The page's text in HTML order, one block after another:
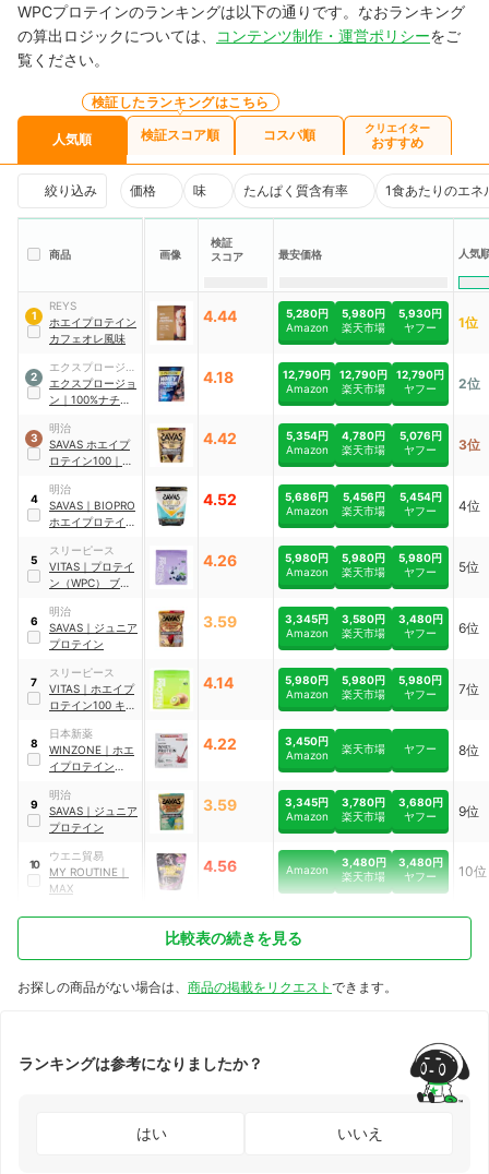
WPCプロテインのランキングは以下の通りです。なおランキング
の算出ロジックについては、
コンテンツ制作・運営ポリシーをご
覧ください。
人気順
検証したランキングはこちら
検証スコア順 コスパ順 クリエイター
おすすめ
絞り込み 価格 味 たんぱく質含有率 1食あたりのエネ
商品 画像
検証
スコア
最安価格 人気
1
REYS
ホエイプロテイン
カフェオレ風味
4.44
5,280円
Amazon
5,980円
楽天市場
5,930円
ヤフー
1位
2
エクスプロージョ
ン
エクスプロージョ
ン ｜ 100%ナチュ
イン ミルクチョコ
レート味
4.18
12,790円
Amazon
12,790円
楽天市場
12,790円
ヤフー
2位
3
明治
SAVAS ホエイプ
ロテイン100 ｜
100 リッチショ
コラ味
4.42
5,354円
Amazon
4,780円
楽天市場
5,076円
ヤフー
3位
4
明治
SAVAS ｜ BIOPRO
ホエイプロテイン
味
4.52
5,686円
Amazon
5,456円
楽天市場
5,454円
ヤフー
4位
5
スリーピース
VITAS ｜ プロテイ
ン（WPC） ブル
ト風味
4.26
5,980円
Amazon
5,980円
楽天市場
5,980円
ヤフー
5位
6
明治
SAVAS ｜ ジュニア
プロテイン
3.59
3,345円
Amazon
3,580円
楽天市場
3,480円
ヤフー
6位
7
スリーピース
VITAS ｜ ホエイプ
ロテイン100 キウ
4.14
5,980円
Amazon
5,980円
楽天市場
5,980円
ヤフー
7位
8
日本新薬
WINZONE ｜ ホエ
イプロテイン
CHOICE マイルド
チョコ風味
4.22
3,450円
Amazon
楽天市場 ヤフー 8位
9
明治
SAVAS ｜ ジュニア
プロテイン
3.59
3,345円
Amazon
3,780円
楽天市場
3,680円
ヤフー
9位
10
ウエニ貿易
MY ROUTINE ｜
MAX
4.56 Amazon
3,480円
楽天市場
3,480円
ヤフー
10位
比較表の続きを見る
お探しの商品がない場合は、 商品の掲載をリクエスト できます。
ランキングは参考になりましたか？
はい いいえ